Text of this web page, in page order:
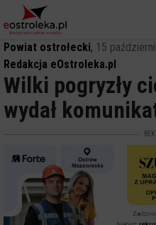
Powiat ostrołecki, 15
Redakcja eOstroleka.pl
Wilki pogryzły
wydał